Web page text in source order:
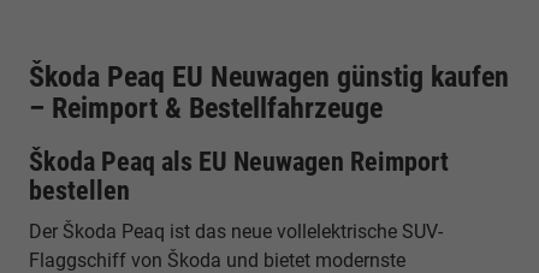
Škoda Peaq EU Neuwagen günstig kaufen
– Reimport & Bestellfahrzeuge
Škoda Peaq als EU Neuwagen Reimport
bestellen
Der Škoda Peaq ist das neue vollelektrische SUV-
Flaggschiff von Škoda und bietet modernste